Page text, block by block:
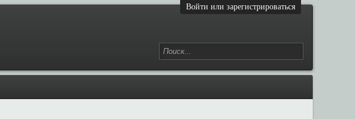
Войти или зарегистрироваться